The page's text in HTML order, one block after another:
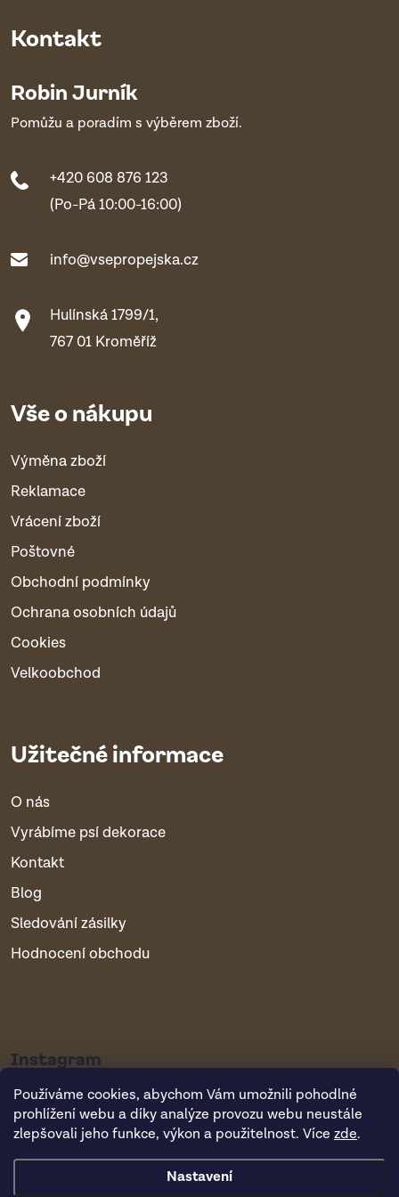
Používáme cookies, abychom Vám umožnili pohodlné
prohlížení webu a díky analýze provozu webu neustále
zlepšovali jeho funkce, výkon a použitelnost. Více zde.
Nastavení
Kontakt
Robin Jurník
Pomůžu a poradím s výběrem zboží.
+420 608 876 123
(Po-Pá 10:00-16:00)
info@vsepropejska.cz
Hulínská 1799/1,
767 01 Kroměříž
Vše o nákupu
Výměna zboží
Reklamace
Vrácení zboží
Poštovné
Obchodní podmínky
Ochrana osobních údajů
Cookies
Velkoobchod
Užitečné informace
O nás
Vyrábíme psí dekorace
Kontakt
Blog
Sledování zásilky
Hodnocení obchodu
Instagram